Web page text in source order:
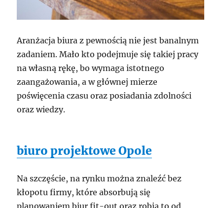
Aranżacja biura z pewnością nie jest banalnym
zadaniem. Mało kto podejmuje się takiej pracy
na własną rękę, bo wymaga istotnego
zaangażowania, a w głównej mierze
poświęcenia czasu oraz posiadania zdolności
oraz wiedzy.
biuro projektowe Opole
Na szczęście, na rynku można znaleźć bez
kłopotu firmy, które absorbują się
planowaniem biur fit-out oraz robią to od